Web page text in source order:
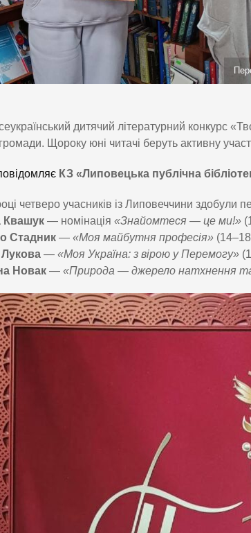
дитячий літературний конкурс
громади. Щороку юні читачі беруть активну
КЗ «Липовецька публічна
четверо учасників із Липовеччини здобули
Квашук— номінація «Знайомтеся — це ми!»
Стадник— «Моя майбутня професія»(14–18
— «Моя Україна: з вірою у Перемогу»
Новак— «Природа — джерело натхнення